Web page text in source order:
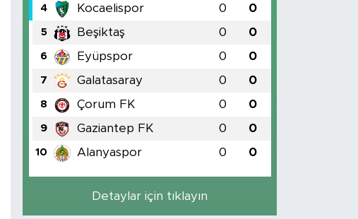
4 Kocaelispor 0 0
5 Beşiktaş 0 0
6 Eyüpspor 0 0
7 Galatasaray 0 0
8 Çorum FK 0 0
9 Gaziantep FK 0 0
10 Alanyaspor 0 0
Detaylar için tıklayın